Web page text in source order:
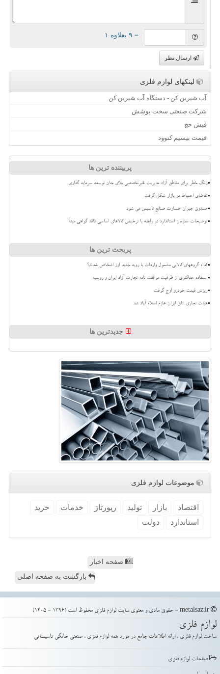
= ۹ بعلاوه ۱
ارسال نظر
لینکهای لوازم فلزی
آب شیرین کن - دستگاه آب شیرین کن
شرکت صنعتی سخت پوشش
فیش حج
قیمت بیسیم کنوود
پربیننده ترین ها
زنگ خطر برای مناطق آزاد مدیریت غیرتخصصی بلای جان توسعه سرمایه گذاری
تقاضای احتیاط در بازار شکل گرفت
صندوق جبران خسارت صنایع تاسیس می شود
توضیحات سازمان استاندارد در رابطه با ترخیص کالاهای اساسی فاقد گواهی مبدأ
پربحث ترین ها
کدام گروههای کالایی مشمول واردات با رویه جدید ارز اشخاص شدند؟
استفاده حداکثری از ظرفیت موافقت نامه تجارت آزاد ایران و روسیه
ریزش قیمت خودرو اوج گرفت
هیات تجاری اتاق ایران عازم اسلام آباد شد
جدیدترین ها
موضوعات لوازم فلزی
اقتصاد بازار تولید رپورتاژ خدمات
خرید
استاندارد
دولت
صفحه اخبار
بازگشت به صفحه اصلی
لوازم فلزی
ساخت لوازم فلزی ، ارائه اطلاعات جامع در مورد همه لوازم فلزی ، صنعتی خانگی تاسیساتی
صفحات لوازم فلزی